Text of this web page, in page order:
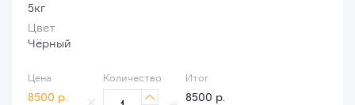
5кг
Цвет
Чёрный
Цена
8500 р.
Количество

Итог
8500 р.